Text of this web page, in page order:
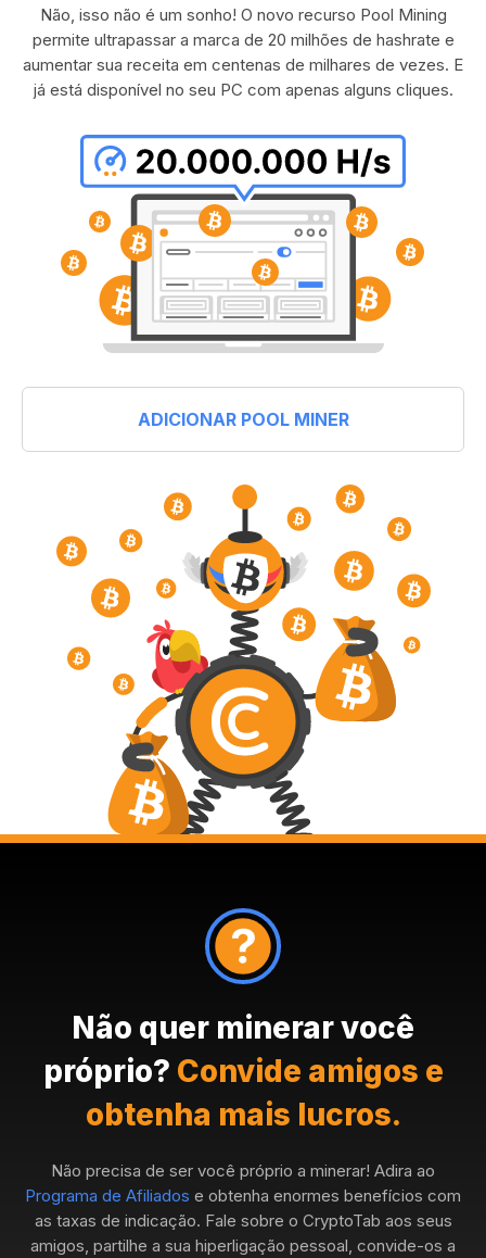
Não, isso não é um sonho! O novo recurso Pool Mining
permite ultrapassar a marca de 20 milhões de hashrate e
aumentar sua receita em centenas de milhares de vezes. E
já está disponível no seu PC com apenas alguns cliques.
ADICIONAR POOL MINER
Não quer minerar você
próprio? Convide amigos e
obtenha mais lucros.
Não precisa de ser você próprio a minerar! Adira ao
Programa de Afiliados e obtenha enormes benefícios com
as taxas de indicação. Fale sobre o CryptoTab aos seus
amigos, partilhe a sua hiperligação pessoal, convide-os a